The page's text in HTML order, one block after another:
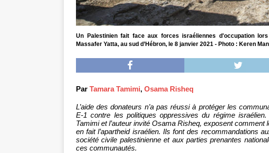
Un Palestinien fait face aux forces israéliennes d'occupation
Massafer Yatta, au sud d’Hébron, le 8 janvier 2021 - Photo : Keren
Par Tamara Tamimi, Osama Risheq
L’aide des donateurs n’a pas réussi à protéger les
E-1 contre les politiques oppressives du régime israélien.
Tamimi et l’auteur invité Osama Risheq, exposent comment
en fait l’apartheid israélien. Ils font des recommandations
société civile palestinienne et aux parties prenantes
ces communautés.